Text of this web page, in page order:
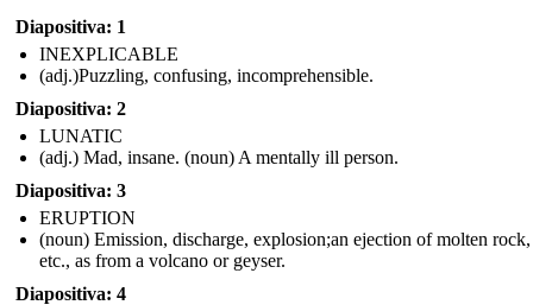
Diapositiva: 1
INEXPLICABLE
(adj.)Puzzling, confusing, incomprehensible.
Diapositiva: 2
LUNATIC
(adj.) Mad, insane. (noun) A mentally ill person.
Diapositiva: 3
ERUPTION
(noun) Emission, discharge, explosion;an ejection of molten rock,
etc., as from a volcano or geyser.
Diapositiva: 4